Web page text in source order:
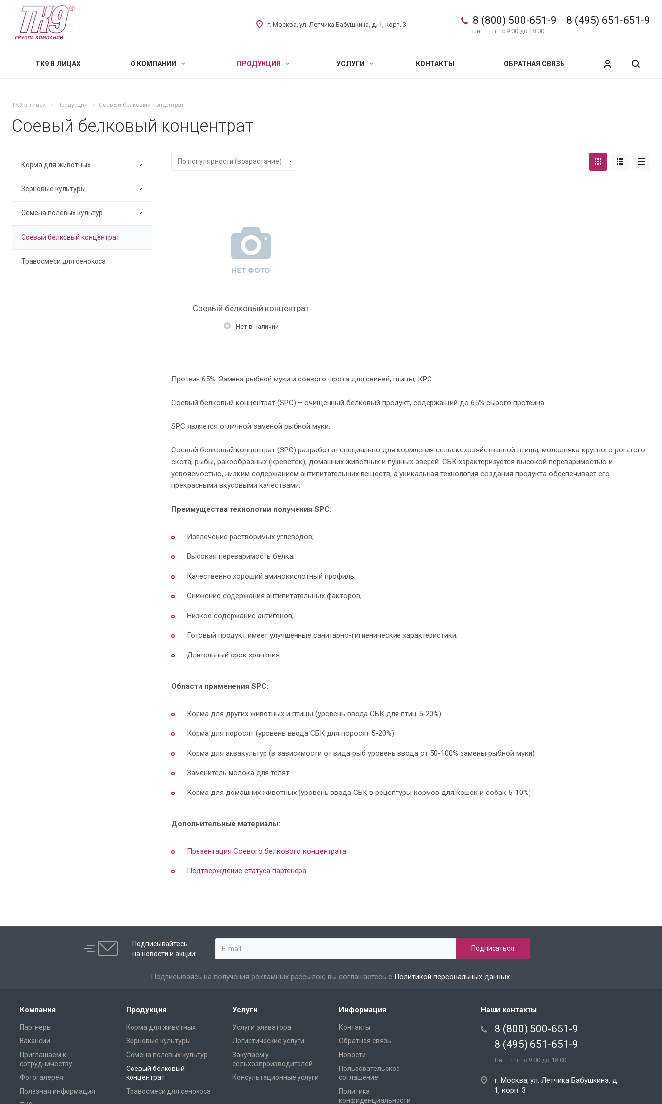
8 (800) 500-651-9 8 (495) 651-651-9
Пн. – Пт.: с 9:00 до 18:00
г. Москва, ул. Летчика Бабушкина, д. 1, корп. 3
ТК9 В ЛИЦАХ О КОМПАНИИ ПРОДУКЦИЯ УСЛУГИ КОНТАКТЫ ОБРАТНАЯ СВЯЗЬ
ТК9 в лицах Продукция Соевый белковый концентрат
Соевый белковый концентрат
Соевый белковый концентрат
Нет в наличии
Протеин 65%. Замена рыбной муки и соевого шрота для свиней, птицы, КРС.
Соевый белковый концентрат (SPC) – очищенный белковый продукт, содержащий до 65% сырого протеина.
SPC является отличной заменой рыбной муки.
Соевый белковый концентрат (SPC) разработан специально для кормления сельскохозяйственной птицы, молодняка крупного рогатого
скота, рыбы, ракообразных (креветок), домашних животных и пушных зверей. СБК характеризуется высокой переваримостью и
усвояемостью, низким содержанием антипитательных веществ, а уникальная технология создания продукта обеспечивает его
прекрасными вкусовыми качествами.
Преимущества технологии получения SPC:
Извлечение растворимых углеводов;
Высокая переваримость белка;
Качественно хороший аминокислотный профиль;
Снижение содержания антипитательных факторов;
Низкое содержание антигенов;
Готовый продукт имеет улучшенные санитарно-гигиенические характеристики;
Длительный срок хранения.
Области применения SPC:
Корма для других животных и птицы (уровень ввода СБК для птиц 5-20%)
Корма для поросят (уровень ввода СБК для поросят 5-20%)
Корма для аквакультур (в зависимости от вида рыб уровень ввода от 50-100% замены рыбной муки)
Заменитель молока для телят
Корма для домашних животных (уровень ввода СБК в рецептуры кормов для кошек и собак 5-10%)
Дополнительные материалы:
Презентация Соевого белкового концентрата
Подтверждение статуса партенера
Корма для животных
Зерновые культуры
Семена полевых культур
Соевый белковый концентрат
Травосмеси для сенокоса
Подписывайтесь
на новости и акции:
Подписываясь на получения рекламных рассылок, вы соглашаетесь с Политикой персональных данных.
Компания
Партнеры
Вакансии
Приглашаем к
сотрудничеству
Фотогалерея
Полезная информация
Продукция
Корма для животных
Зерновые культуры
Семена полевых культур
Соевый белковый
концентрат
Травосмеси для сенокоса
Услуги
Услуги элеватора
Логистические услуги
Закупаем у
сельхозпроизводителей
Консультационные услуги
Информация
Контакты
Обратная связь
Новости
Пользовательское
соглашение
Политика
конфиденциальности
Наши контакты
8 (800) 500-651-9
8 (495) 651-651-9
Пн. – Пт.: с 9:00 до 18:00
г. Москва, ул. Летчика Бабушкина, д.
1, корп. 3